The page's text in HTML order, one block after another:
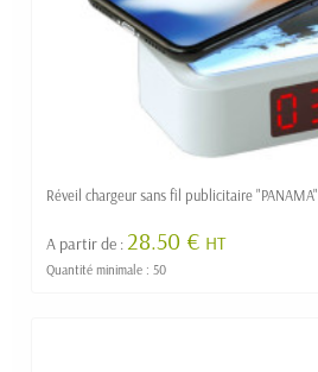
Réveil chargeur sans fil publicitaire "PANAMA"
A partir de : 28.50 € HT
Quantité minimale : 50